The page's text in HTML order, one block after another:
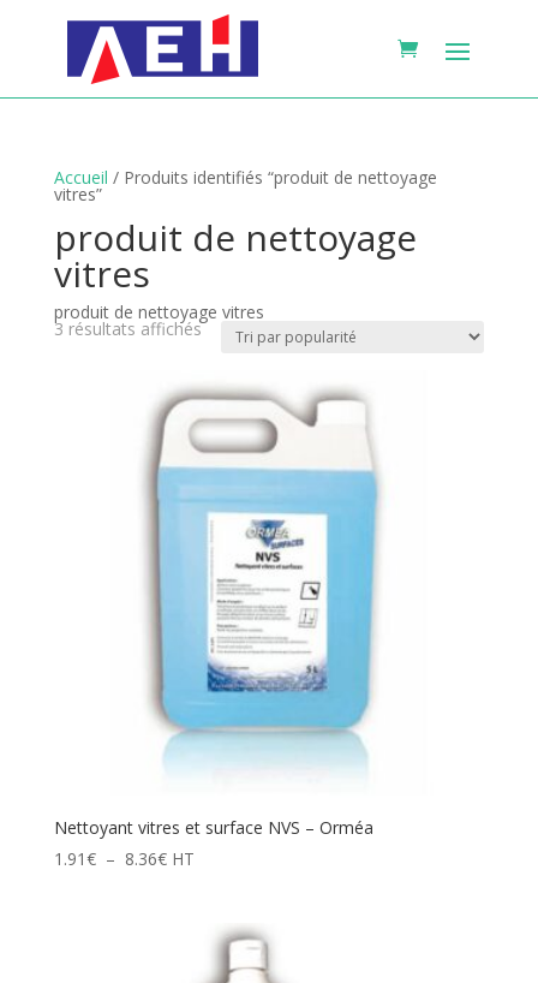
Accueil / Produits identifiés “produit de nettoyage
vitres”
produit de nettoyage
vitres
produit de nettoyage vitres
3 résultats affichésTrié
Nettoyant vitres et surface NVS – Orméa
1.91€ – 8.36€Plage
HT